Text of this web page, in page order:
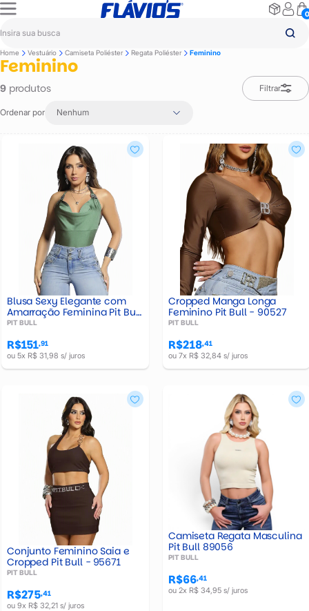
0
Home Vestuário Camiseta Poliéster Regata Poliéster Feminino
Feminino
9produtos Filtrar
Ordenar por Nenhum
Blusa Sexy Elegante com
Amarração Feminina Pit Bull
- 87985
PIT BULL
R$151,91
ou 5x R$ 31,98 s/ juros
Cropped Manga Longa
Feminino Pit Bull - 90527
PIT BULL
R$218,41
ou 7x R$ 32,84 s/ juros
Conjunto Feminino Saia e
Cropped Pit Bull - 95671
PIT BULL
R$275,41
ou 9x R$ 32,21 s/ juros
Camiseta Regata Masculina
Pit Bull 89056
PIT BULL
R$66,41
ou 2x R$ 34,95 s/ juros